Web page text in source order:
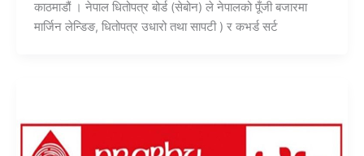
काठमाडौं । नेपाल धितोपत्र बोर्ड (सेबोन) ले नेपालको पूँजी बजारमा
मार्जिन लेन्डिङ, धितोपत्र उधारो तथा सापटी ) र कभर्ड सर्ट